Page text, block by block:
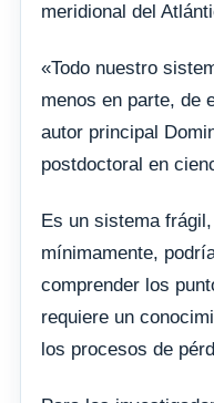
meridional del
«Todo nuestro
menos en parte, de
autor principal
postdoctoral en
Es un sistema
mínimamente,
comprender los
requiere un
los procesos de